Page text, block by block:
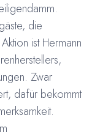
die
ist Hermann
Zwar
dafür bekommt